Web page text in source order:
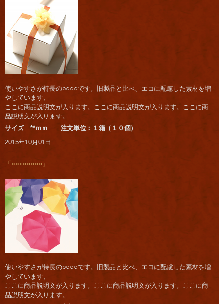
使いやすさが特長の○○○○です。旧製品と比べ、エコに配慮した素材を増
やしています。
ここに商品説明文が入ります。ここに商品説明文が入ります。ここに商
品説明文が入ります。
サイズ **ｍｍ 注文単位：１箱（１０個）
2015年10月01日
「○○○○○○○○」
使いやすさが特長の○○○○です。旧製品と比べ、エコに配慮した素材を増
やしています。
ここに商品説明文が入ります。ここに商品説明文が入ります。ここに商
品説明文が入ります。